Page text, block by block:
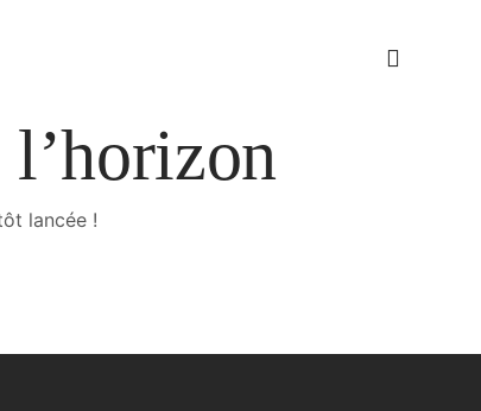
l’horizon
lancée !